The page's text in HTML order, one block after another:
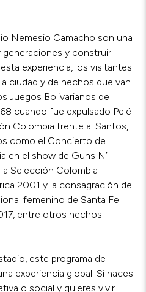
Nemesio Camacho son una
y construir
experiencia, los visitantes
ciudad y de hechos que van
Juegos Bolivarianos de
cuando fue expulsado Pelé
Colombia frente al Santos,
como el Concierto de
en el show de Guns N’
Selección Colombia
2001 y la consagración del
femenino de Santa Fe
entre otros hechos
este programa de
experiencia global. Si haces
o social y quieres vivir